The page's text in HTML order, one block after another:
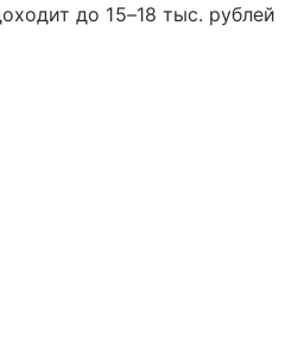
до 15–18 тыс. рублей